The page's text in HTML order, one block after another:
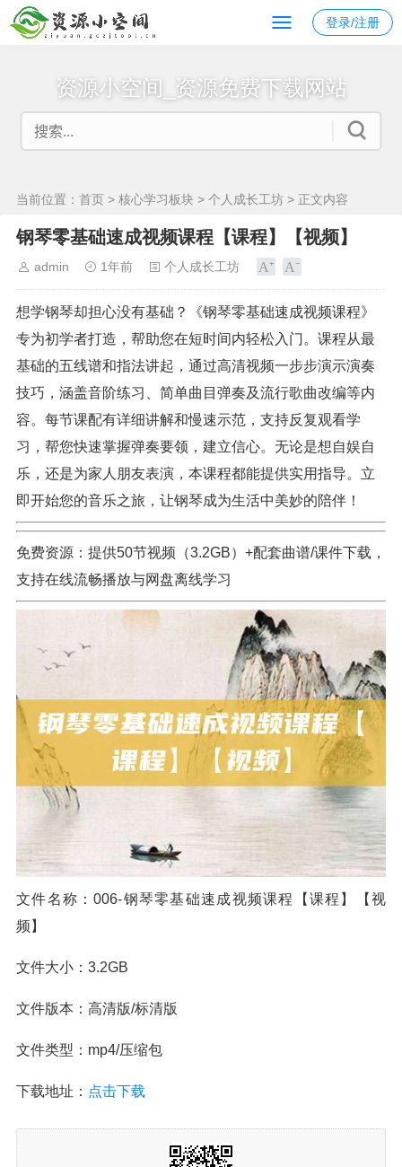
登录/注册
资源小空间_资源免费下载网站
当前位置： 首页 > 核心学习板块 > 个人成长工坊 > 正文内容
钢琴零基础速成视频课程【课程】【视频】
admin 1年前 个人成长工坊
想学钢琴却担心没有基础？《钢琴零基础速成视频课程》
专为初学者打造，帮助您在短时间内轻松入门。课程从最
基础的五线谱和指法讲起，通过高清视频一步步演示演奏
技巧，涵盖音阶练习、简单曲目弹奏及流行歌曲改编等内
容。每节课配有详细讲解和慢速示范，支持反复观看学
习，帮您快速掌握弹奏要领，建立信心。无论是想自娱自
乐，还是为家人朋友表演，本课程都能提供实用指导。立
即开始您的音乐之旅，让钢琴成为生活中美妙的陪伴！
免费资源：提供50节视频（3.2GB）+配套曲谱/课件下载，
支持在线流畅播放与网盘离线学习
文件名称：006-钢琴零基础速成视频课程【课程】【视
频】
文件大小：3.2GB
文件版本：高清版/标清版
文件类型：mp4/压缩包
下载地址： 点击下载